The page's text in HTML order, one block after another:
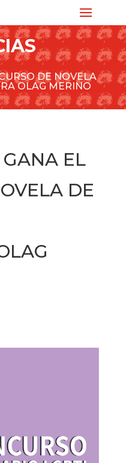
DE NOVELA
OLAG MERINO
EL
DE